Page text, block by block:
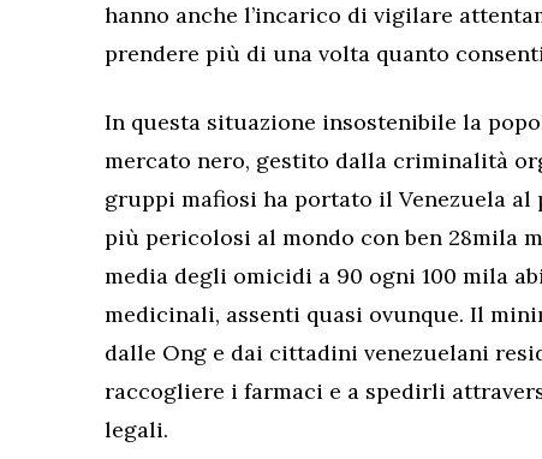
hanno anche l’incarico di vigilare
prendere più di una volta quanto
In questa situazione insostenibile la
mercato nero, gestito dalla criminalità
gruppi mafiosi ha portato il Venezuela
più pericolosi al mondo con ben 28mila
media degli omicidi a 90 ogni 100 mila
medicinali, assenti quasi ovunque. Il
dalle Ong e dai cittadini venezuelani
raccogliere i farmaci e a spedirli
legali.